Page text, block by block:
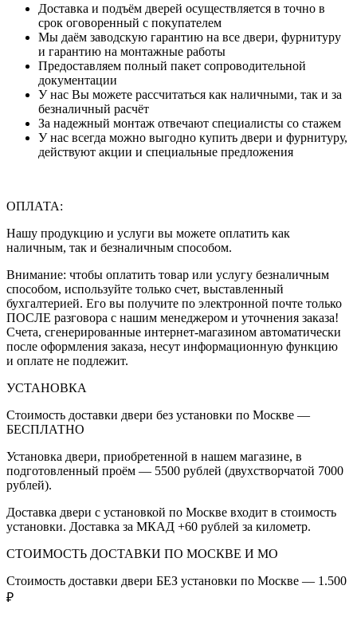
Доставка и подъём дверей осуществляется в точно в
срок оговоренный с покупателем
Мы даём заводскую гарантию на все двери, фурнитуру
и гарантию на монтажные работы
Предоставляем полный пакет сопроводительной
документации
У нас Вы можете рассчитаться как наличными, так и за
безналичный расчёт
За надежный монтаж отвечают специалисты со стажем
У нас всегда можно выгодно купить двери и фурнитуру,
действуют акции и специальные предложения
ОПЛАТА:
Нашу продукцию и услуги вы можете оплатить как
наличным, так и безналичным способом.
Внимание: чтобы оплатить товар или услугу безналичным
способом, используйте только счет, выставленный
бухгалтерией. Его вы получите по электронной почте только
ПОСЛЕ разговора с нашим менеджером и уточнения заказа!
Счета, сгенерированные интернет-магазином автоматически
после оформления заказа, несут информационную функцию
и оплате не подлежит.
УСТАНОВКА
Стоимость доставки двери без установки по Москве —
БЕСПЛАТНО
Установка двери, приобретенной в нашем магазине, в
подготовленный проём — 5500 рублей (двухстворчатой 7000
рублей).
Доставка двери с установкой по Москве входит в стоимость
установки. Доставка за МКАД +60 рублей за километр.
СТОИМОСТЬ ДОСТАВКИ ПО МОСКВЕ И МО
Стоимость доставки двери БЕЗ установки по Москве — 1.500
₽